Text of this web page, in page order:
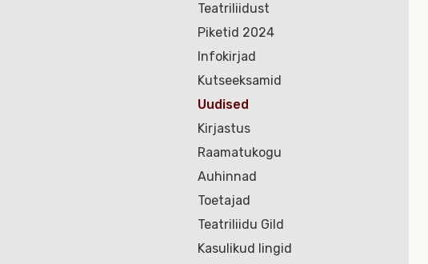
Teatriliidust
Piketid 2024
Infokirjad
Kutseeksamid
Uudised
Kirjastus
Raamatukogu
Auhinnad
Toetajad
Teatriliidu Gild
Kasulikud lingid